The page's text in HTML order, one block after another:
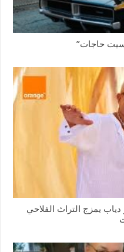
حاجات”
يمزج التراث الفلاحي